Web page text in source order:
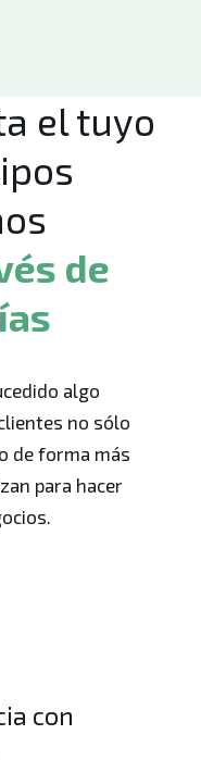
el tuyo
de
algo
no sólo
de forma más
para hacer
con